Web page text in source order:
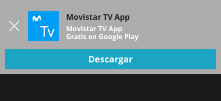
TV EN VIVO
Movistar TV App
Movistar TV App
Gratis en Google Play
Descargar